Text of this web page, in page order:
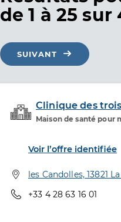
de 1 à 25 sur
SUIVANT
Clinique des
Maison de santé pour
Voir l’offre identifiée
Adresse
les Candolles, 13821
Téléphone
+33 4 28 63 16 01